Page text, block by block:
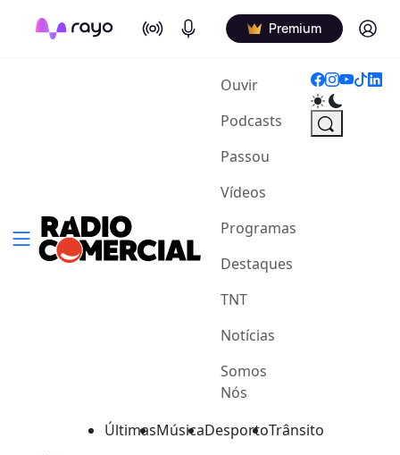
On Air Podcasts Premium Log in
Ouvir(current)
Podcasts
Passou
Vídeos
Programas
Destaques
TNT
Notícias
Somos
Nós
ÚltimasMúsicaDesportoTrânsito